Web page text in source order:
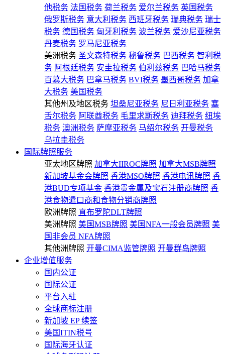
他税务 法国税务 荷兰税务 爱尔兰税务 英国税务
俄罗斯税务 意大利税务 西班牙税务 瑞典税务 瑞士
税务 德国税务 匈牙利税务 波兰税务 爱沙尼亚税务
丹麦税务 罗马尼亚税务
美洲税务 圣文森特税务 秘鲁税务 巴西税务 智利税
务 阿根廷税务 安圭拉税务 伯利兹税务 巴哈马税务
百慕大税务 巴拿马税务 BVI税务 墨西哥税务 加拿
大税务 美国税务
其他州及地区税务 坦桑尼亚税务 尼日利亚税务 塞
舌尔税务 阿联酋税务 毛里求斯税务 迪拜税务 纽埃
税务 澳洲税务 萨摩亚税务 马绍尔税务 开曼税务
乌拉圭税务
国际牌照服务
亚太地区牌照 加拿大IIROC牌照 加拿大MSB牌照
新加坡基金会牌照 香港MSO牌照 香港电讯牌照 香
港BUD专项基金 香港贵金属及宝石注册商牌照 香
港食物遣口商和食物分销商牌照
欧洲牌照 直布罗陀DLT牌照
美洲牌照 美国MSB牌照 美国NFA一般会员牌照 美
国非会员 NFA牌照
其他洲牌照 开曼CIMA监管牌照 开曼群岛牌照
企业增值服务
国内公证
国际公证
平台入驻
全球商标注册
新加坡 EP 续签
美国ITIN税号
国际海牙认证